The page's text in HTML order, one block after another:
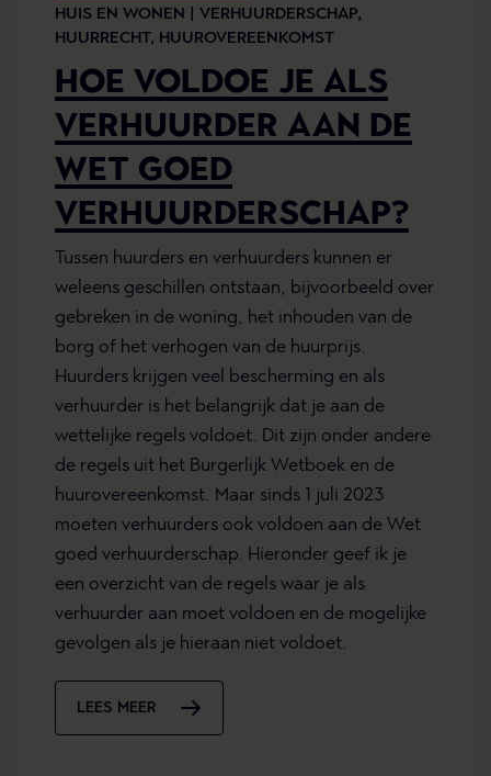
HUIS EN WONEN |
VERHUURDERSCHAP,
HUURRECHT, HUUROVEREENKOMST
HOE VOLDOE JE ALS
VERHUURDER AAN DE
WET GOED
VERHUURDERSCHAP?
Tussen huurders en verhuurders kunnen er
weleens geschillen ontstaan, bijvoorbeeld over
gebreken in de woning, het inhouden van de
borg of het verhogen van de huurprijs.
Huurders krijgen veel bescherming en als
verhuurder is het belangrijk dat je aan de
wettelijke regels voldoet. Dit zijn onder andere
de regels uit het Burgerlijk Wetboek en de
huurovereenkomst. Maar sinds 1 juli 2023
moeten verhuurders ook voldoen aan de Wet
goed verhuurderschap. Hieronder geef ik je
een overzicht van de regels waar je als
verhuurder aan moet voldoen en de mogelijke
gevolgen als je hieraan niet voldoet.
LEES MEER